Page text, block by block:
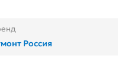
Россия